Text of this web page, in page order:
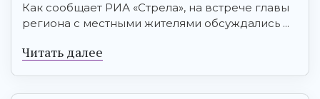
Как сообщает РИА «Стрела», на встрече главы
региона с местными жителями обсуждались ...
Читать далее